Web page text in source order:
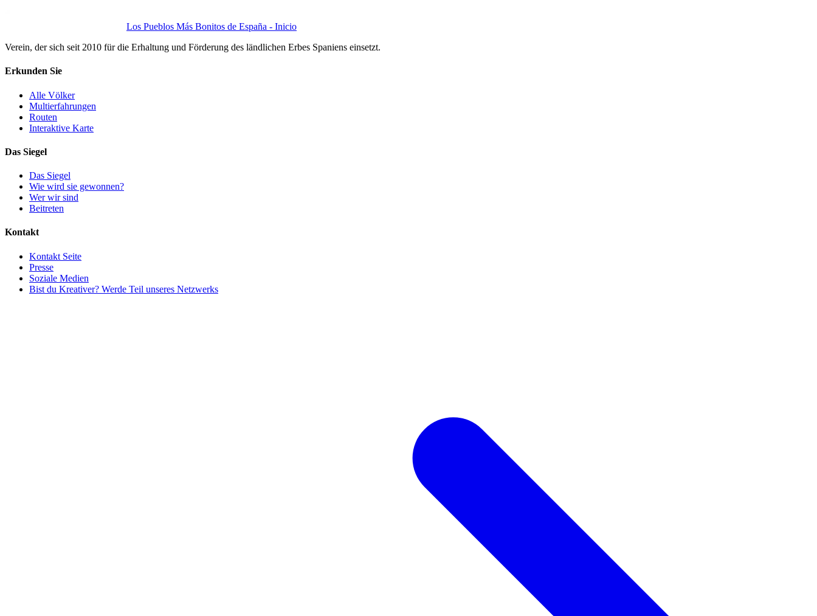
Los Pueblos Más Bonitos de España - Inicio
Verein, der sich seit 2010 für die Erhaltung und Förderung des ländlichen Erbes Spaniens einsetzt.
Erkunden Sie
Alle Völker
Multierfahrungen
Routen
Interaktive Karte
Das Siegel
Das Siegel
Wie wird sie gewonnen?
Wer wir sind
Beitreten
Kontakt
Kontakt Seite
Presse
Soziale Medien
Bist du Kreativer? Werde Teil unseres Netzwerks